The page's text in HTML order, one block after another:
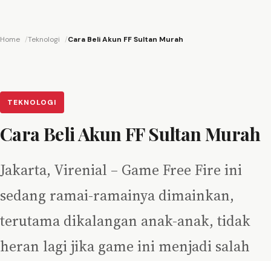
Home Teknologi Cara Beli Akun FF Sultan Murah
TEKNOLOGI
Cara Beli Akun FF Sultan Murah
Jakarta, Virenial – Game Free Fire ini
sedang ramai-ramainya dimainkan,
terutama dikalangan anak-anak, tidak
heran lagi jika game ini menjadi salah